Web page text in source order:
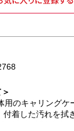
用のキャリング
着した汚れを拭